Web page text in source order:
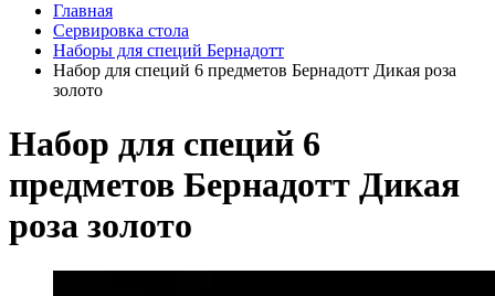
Главная
Сервировка стола
Наборы для специй Бернадотт
Набор для специй 6 предметов Бернадотт Дикая роза
золото
Набор для специй 6
предметов Бернадотт Дикая
роза золото